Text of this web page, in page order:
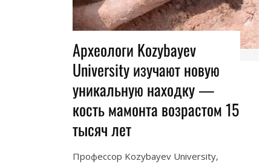
Археологи Kozybayev
University изучают новую
уникальную находку —
кость мамонта возрастом 15
тысяч лет
Профессор Kozybayev University,